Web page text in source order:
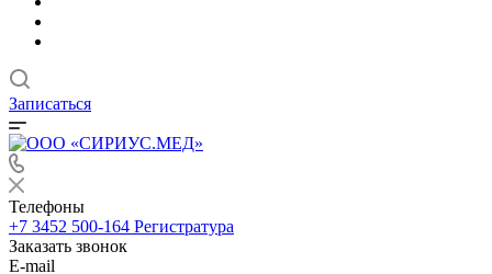
Записаться
Телефоны
+7 3452 500-164 Регистратура
Заказать звонок
E-mail